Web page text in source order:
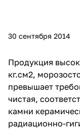
30 сентября 2014
Продукция
кг.см2,
превышает
чистая,
камни
радиационно-